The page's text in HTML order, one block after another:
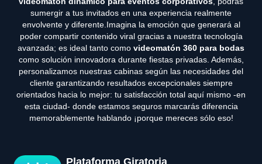
sumergir a tus invitados en una experiencia realmente
envolvente y diferente.Imagina la emoción que generará al
poder compartir contenido viral gracias a nuestra tecnología
avanzada; es ideal tanto como videomatón 360 para bodas
como solución innovadora durante fiestas privadas. Además,
personalizamos nuestras cabinas según las necesidades del
cliente garantizando resultados excepcionales siempre
orientados hacia lo mejor: tu satisfacción total aquí mismo -en
esta ciudad- donde estamos seguros marcarás diferencia
memorablemente hablando ¡porque mereces sólo eso!